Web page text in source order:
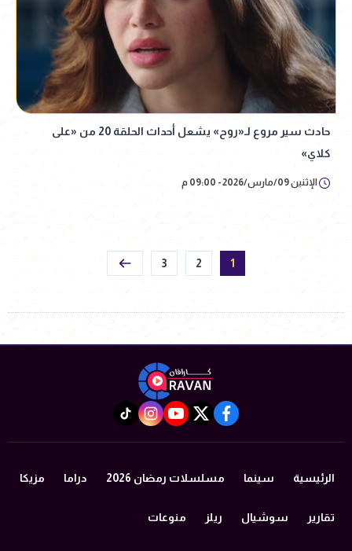
حادث سير مروع لـ«روح» يشعل أحداث الحلقة 20 من «على
كلاي»
الإثنين 09/مارس/2026 - 09:00 م
1
2
3
facebook
twitter
youtube
instagram
tiktok
الرئيسية سينما مسلسلات رمضان 2026 دراما مزيكا
تقارير سوشيال ريلز منوعات